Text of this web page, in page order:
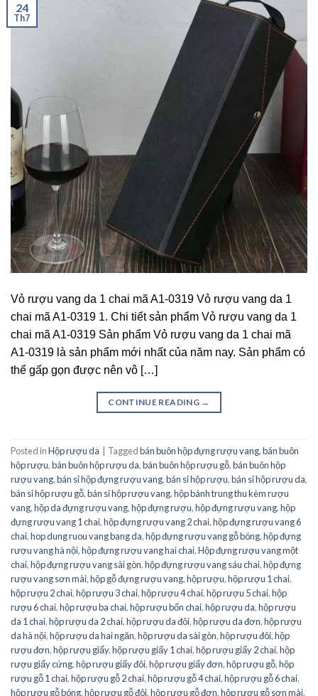
24
Th7
Vỏ rượu vang da 1 chai mã A1-0319 Vỏ rượu vang da 1
chai mã A1-0319 1. Chi tiết sản phẩm Vỏ rượu vang da 1
chai mã A1-0319 Sản phẩm Vỏ rượu vang da 1 chai mã
A1-0319 là sản phẩm mới nhất của năm nay. Sản phẩm có
thể gấp gọn được nên vô […]
CONTINUE READING →
Posted inHộp rượu da Taggedbán buôn hộp đựng rượu vang,bán buôn
hộp rượu,bán buôn hộp rượu da,bán buôn hộp rượu gỗ,bán buôn hộp
rượu vang,bán sỉ hộp đựng rượu vang,bán sỉ hộp rượu,bán sỉ hộp rượu da,
bán sỉ hộp rượu gỗ,bán sỉ hộp rượu vang,hộp bánh trung thu kèm rượu
vang,hộp da đựng rượu vang,hộp đựng rượu,hộp đựng rượu vang,hộp
đựng rượu vang 1 chai,hộp đựng rượu vang 2 chai,hộp đựng rượu vang 6
chai,hop dung ruou vang bang da,hộp đựng rượu vang gỗ bóng,hộp đựng
rượu vang hà nội,hộp đựng rượu vang hai chai,Hộp đựng rượu vang một
chai,hộp đựng rượu vang sài gòn,hộp đựng rượu vang sáu chai,hộp đựng
rượu vang sơn mài,hộp gỗ đựng rượu vang,hộp rượu,hộp rượu 1 chai,
hộp rượu 2 chai,hộp rượu 3 chai,hộp rượu 4 chai,hộp rượu 5 chai,hộp
rượu 6 chai,hộp rượu ba chai,hộp rượu bốn chai,hộp rượu da,hộp rượu
da 1 chai,hộp rượu da 2 chai,hộp rượu da đôi,hộp rượu da đơn,hộp rượu
da hà nội,hộp rượu da hai ngăn,hộp rượu da sài gòn,hộp rượu đôi,hộp
rượu đơn,hộp rượu giấy,hộp rượu giấy 1 chai,hộp rượu giấy 2 chai,hộp
rượu giấy cứng,hộp rượu giấy đôi,hộp rượu giấy đơn,hộp rượu gỗ,hộp
rượu gỗ 1 chai,hộp rượu gỗ 2 chai,hộp rượu gỗ 4 chai,hộp rượu gỗ 6 chai,
hộp rượu gỗ bóng,hộp rượu gỗ đôi,hộp rượu gỗ đơn,hộp rượu gỗ sơn mài,